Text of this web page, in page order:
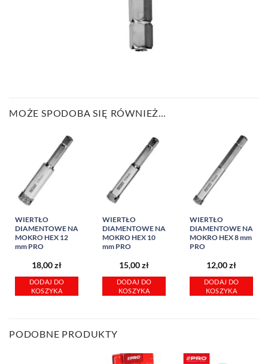
MOŻE SPODOBA SIĘ RÓWNIEŻ…
WIERTŁO
DIAMENTOWE NA
MOKRO HEX 12
mm PRO
18,00zł
DODAJ DO
KOSZYKA
WIERTŁO
DIAMENTOWE NA
MOKRO HEX 10
mm PRO
15,00zł
DODAJ DO
KOSZYKA
WIERTŁO
DIAMENTOWE NA
MOKRO HEX 8 mm
PRO
12,00zł
DODAJ DO
KOSZYKA
PODOBNE PRODUKTY